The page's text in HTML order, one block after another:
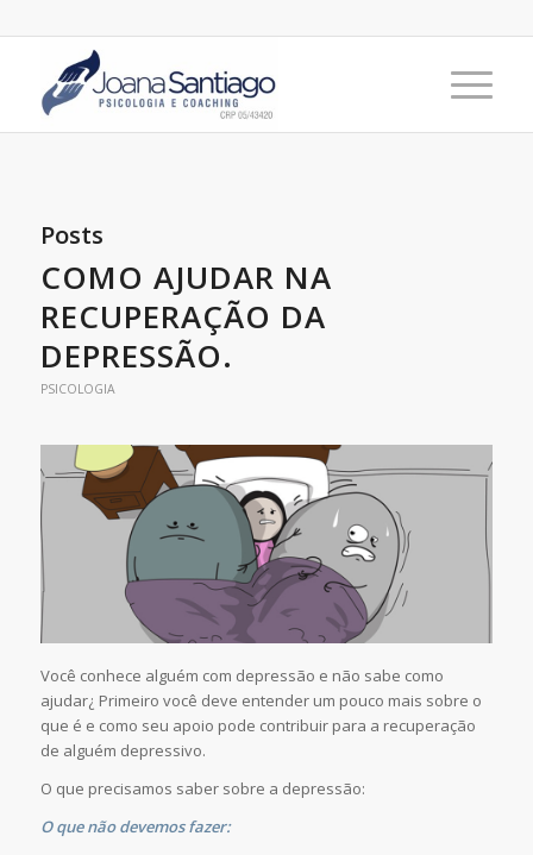
Posts
COMO AJUDAR NA
RECUPERAÇÃO DA
DEPRESSÃO.
PSICOLOGIA
Você conhece alguém com depressão e não sabe como
ajudar¿ Primeiro você deve entender um pouco mais sobre o
que é e como seu apoio pode contribuir para a recuperação
de alguém depressivo.
O que precisamos saber sobre a depressão:
O que não devemos fazer: